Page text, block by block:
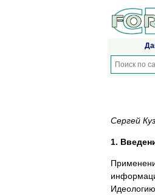
Сергей
1.